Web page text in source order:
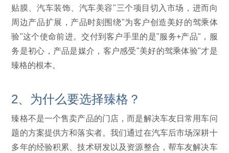
贴膜、汽车装饰、汽车美容"三个项目切入市场，进而向
周边产品扩展，产品时刻围绕"为客户创造美好的驾乘体
验"这个使命前进。交付到客户手里的是"服务+产品"，服
务是初心，产品是媒介，客户感受"美好的驾乘体验"才是
臻格的根本。
2、为什么要选择臻格？
臻格不是一个售卖产品的门店，而是解决车友日常用车问
题的方案提供方和落实者。我们通过在汽车后市场深耕十
多年的经验积累、技术研发以及资源整合，帮车友解决车